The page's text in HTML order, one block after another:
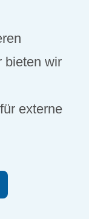
bieten wir
externe